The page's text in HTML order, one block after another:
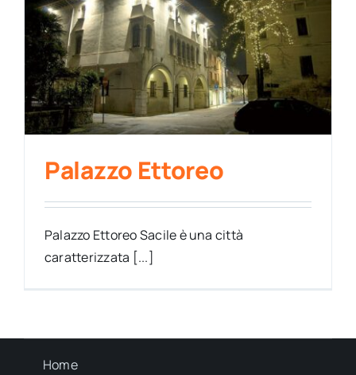
Palazzo Ettoreo
Palazzo Ettoreo Sacile è una città
caratterizzata [...]
Home